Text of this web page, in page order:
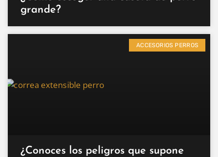
grande?
ACCESORIOS PERROS
¿Conoces los peligros que supone